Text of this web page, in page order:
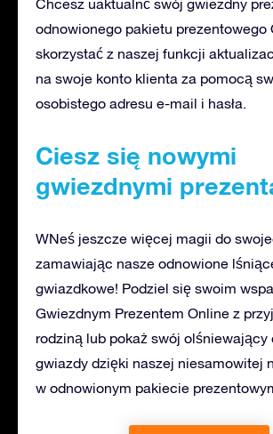
Chcesz uaktualnć swój gwiezdny
odnowionego pakietu prezentowego
skorzystać z naszej funkcji
na swoje konto klienta za pomocą
osobistego adresu e-mail i hasła.
Ciesz się nowymi
gwiezdnymi
WNeś jeszcze więcej magii do
zamawiając nasze odnowione
gwiazdkowe! Podziel się swoim
Gwiezdnym Prezentem Online z
rodziną lub pokaż swój olśniewający
gwiazdy dzięki naszej niesamowitej
w odnowionym pakiecie